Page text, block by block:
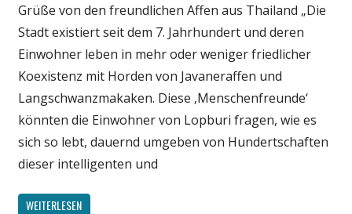
Politik
Wirtschaft
Wissenschaft
Grüße von den freundlichen Affen aus Thailand „Die
Stadt existiert seit dem 7. Jahrhundert und deren
Einwohner leben in mehr oder weniger friedlicher
Koexistenz mit Horden von Javaneraffen und
Langschwanzmakaken. Diese ‚Menschenfreunde‘
könnten die Einwohner von Lopburi fragen, wie es
sich so lebt, dauernd umgeben von Hundertschaften
dieser intelligenten und
WEITERLESEN